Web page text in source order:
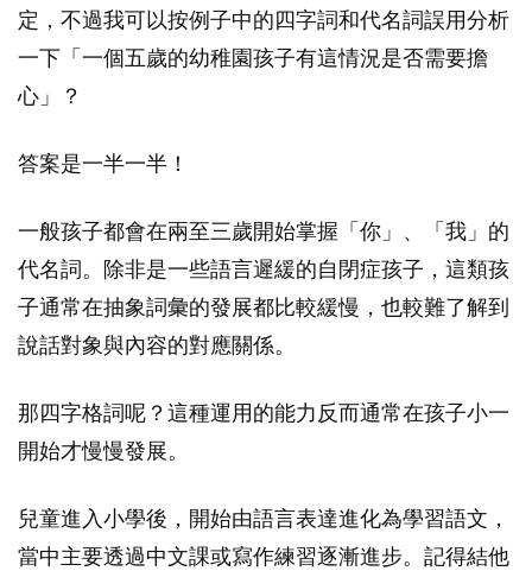
定，不過我可以按例子中的四字詞和代名詞誤用分析
一下「一個五歲的幼稚園孩子有這情況是否需要擔
心」？
答案是一半一半！
一般孩子都會在兩至三歲開始掌握「你」、「我」的
代名詞。除非是一些語言遲緩的自閉症孩子，這類孩
子通常在抽象詞彙的發展都比較緩慢，也較難了解到
說話對象與內容的對應關係。
那四字格詞呢？這種運用的能力反而通常在孩子小一
開始才慢慢發展。
兒童進入小學後，開始由語言表達進化為學習語文，
當中主要透過中文課或寫作練習逐漸進步。記得結他